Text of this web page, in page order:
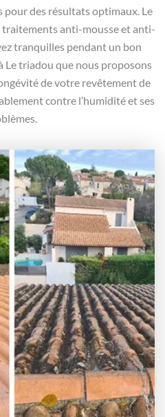
pour des résultats optimaux. Le
traitements anti-mousse et anti-
tranquilles pendant un bon
Le triadou que nous proposons
de votre revêtement de
contre l’humidité et ses